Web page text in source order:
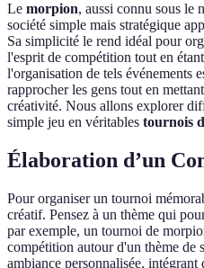
Le morpion, aussi connu sous le
société simple mais stratégique
Sa simplicité le rend idéal pour
l'esprit de compétition tout en
l'organisation de tels événements
rapprocher les gens tout en
créativité. Nous allons explorer
simple jeu en véritables tournois
Élaboration d’un
Pour organiser un tournoi
créatif. Pensez à un thème qui
par exemple, un tournoi de
compétition autour d'un thème de
ambiance personnalisée, intégrant